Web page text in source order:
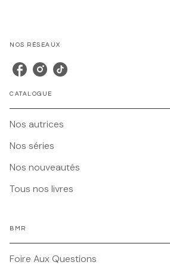
NOS RÉSEAUX
CATALOGUE
Nos autrices
Nos séries
Nos nouveautés
Tous nos livres
BMR
Foire Aux Questions